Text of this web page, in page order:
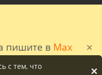
пишите в Max
с тем, что